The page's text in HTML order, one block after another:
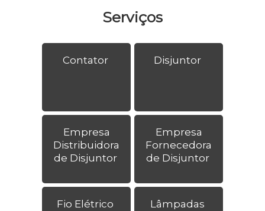
Serviços
Contator Disjuntor
Empresa
Distribuidora
de Disjuntor
Empresa
Fornecedora
de Disjuntor
Fio Elétrico Lâmpadas